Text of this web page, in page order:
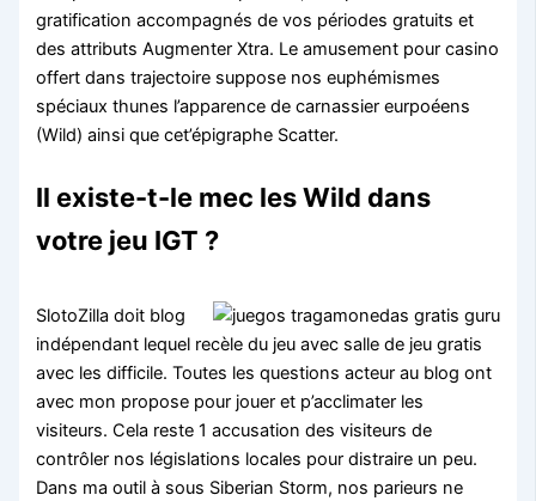
gratification accompagnés de vos périodes gratuits et
des attributs Augmenter Xtra. Le amusement pour casino
offert dans trajectoire suppose nos euphémismes
spéciaux thunes l’apparence de carnassier eurpoéens
(Wild) ainsi que cet’épigraphe Scatter.
Il existe-t-le mec les Wild dans
votre jeu IGT ?
SlotoZilla doit blog
indépendant lequel recèle du jeu avec salle de jeu gratis
avec les difficile. Toutes les questions acteur au blog ont
avec mon propose pour jouer et p’acclimater les
visiteurs. Cela reste 1 accusation des visiteurs de
contrôler nos législations locales pour distraire un peu.
Dans ma outil à sous Siberian Storm, nos parieurs ne